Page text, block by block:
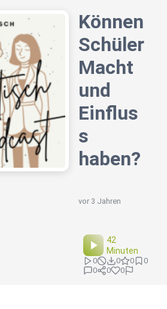
Können
Schüler
Macht
und
Einflus
s
haben?
vor 3 Jahren
42
Minuten
0 0 0
0
0
0 0